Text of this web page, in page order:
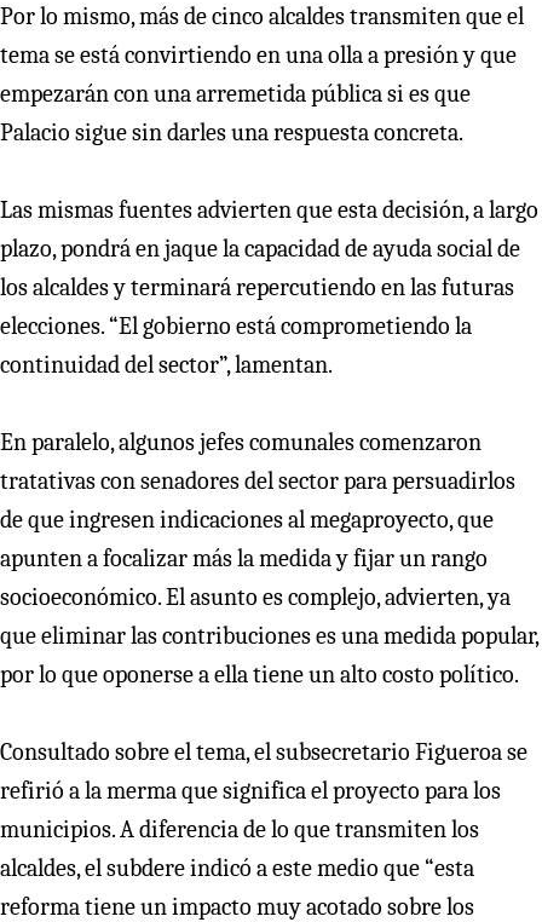
Por lo mismo, más de cinco alcaldes transmiten que el
tema se está convirtiendo en una olla a presión y que
empezarán con una arremetida pública si es que
Palacio sigue sin darles una respuesta concreta.
Las mismas fuentes advierten que esta decisión, a largo
plazo, pondrá en jaque la capacidad de ayuda social de
los alcaldes y terminará repercutiendo en las futuras
elecciones. “El gobierno está comprometiendo la
continuidad del sector”, lamentan.
En paralelo, algunos jefes comunales comenzaron
tratativas con senadores del sector para persuadirlos
de que ingresen indicaciones al megaproyecto, que
apunten a focalizar más la medida y fijar un rango
socioeconómico. El asunto es complejo, advierten, ya
que eliminar las contribuciones es una medida popular,
por lo que oponerse a ella tiene un alto costo político.
Consultado sobre el tema, el subsecretario Figueroa se
refirió a la merma que significa el proyecto para los
municipios. A diferencia de lo que transmiten los
alcaldes, el subdere indicó a este medio que “esta
reforma tiene un impacto muy acotado sobre los